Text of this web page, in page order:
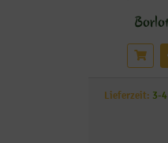
Lieferzeit: 3-